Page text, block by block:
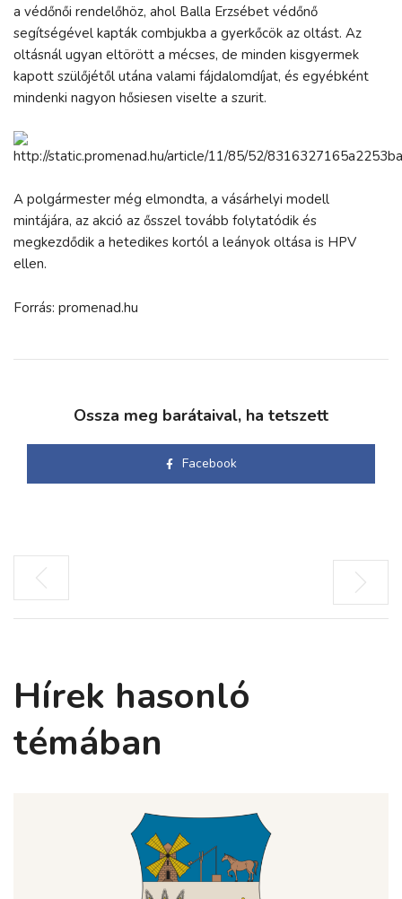
a védőnői rendelőhöz, ahol Balla Erzsébet védőnő
segítségével kapták combjukba a gyerkőcök az oltást. Az
oltásnál ugyan eltörött a mécses, de minden kisgyermek
kapott szülőjétől utána valami fájdalomdíjat, és egyébként
mindenki nagyon hősiesen viselte a szurit.
A polgármester még elmondta, a vásárhelyi modell
mintájára, az akció az ősszel tovább folytatódik és
megkezdődik a hetedikes kortól a leányok oltása is HPV
ellen.
Forrás: promenad.hu
Ossza meg barátaival, ha tetszett
Facebook
Hírek hasonló
témában